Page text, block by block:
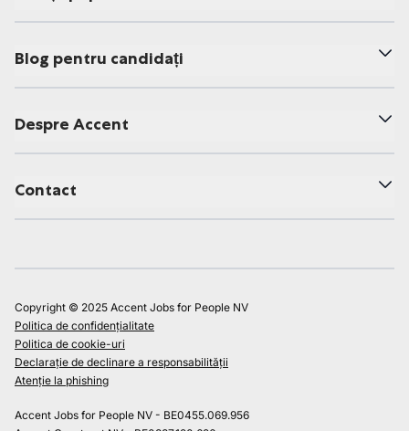
Blog pentru candidați
Despre Accent
Contact
Copyright © 2025 Accent Jobs for People NV
Politica de confidențialitate
Politica de cookie-uri
Declarație de declinare a responsabilității
Atenție la phishing
Accent Jobs for People NV - BE0455.069.956